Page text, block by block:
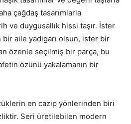
çağdaş tasarımlarla
ve duygusallık hissi taşır. İster
bir aile yadigarı olsun, ister bir
özenle seçilmiş bir parça, bu
özünü yakalamanın bir
en cazip yönlerinden biri
Seri üretilebilen modern